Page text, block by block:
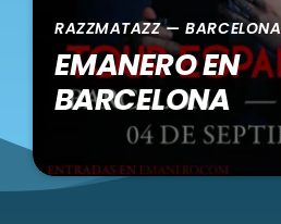
RAZZMATAZZ — BARCELONA
EMANERO EN
BARCELONA